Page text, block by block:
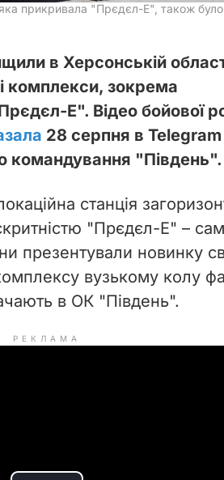
прикривала "Прєдєл-Е", також
в Херсонській
комплекси, зокрема
Е". Відео бойової
28 серпня в Telegram
командування "Південь".
станція
"Прєдєл-Е" –
презентували новинку
вузькому колу
в ОК "Південь".
РЕКЛАМА